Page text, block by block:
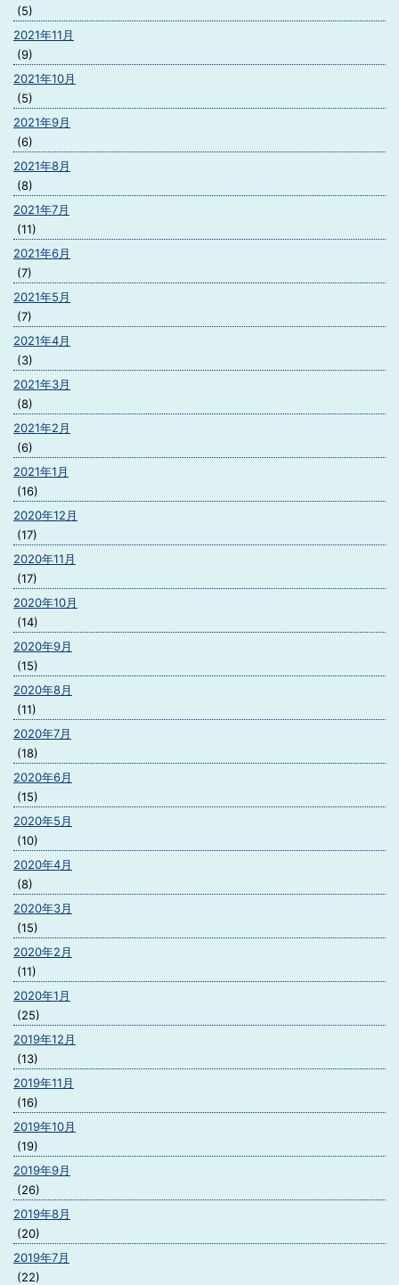
(5)
2021年11月
(9)
2021年10月
(5)
2021年9月
(6)
2021年8月
(8)
2021年7月
(11)
2021年6月
(7)
2021年5月
(7)
2021年4月
(3)
2021年3月
(8)
2021年2月
(6)
2021年1月
(16)
2020年12月
(17)
2020年11月
(17)
2020年10月
(14)
2020年9月
(15)
2020年8月
(11)
2020年7月
(18)
2020年6月
(15)
2020年5月
(10)
2020年4月
(8)
2020年3月
(15)
2020年2月
(11)
2020年1月
(25)
2019年12月
(13)
2019年11月
(16)
2019年10月
(19)
2019年9月
(26)
2019年8月
(20)
2019年7月
(22)